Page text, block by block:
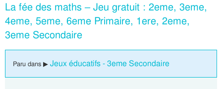
La fée des maths – Jeu gratuit : 2eme, 3eme,
4eme, 5eme, 6eme Primaire, 1ere, 2eme,
3eme Secondaire
Paru dans ▶ Jeux éducatifs - 3eme Secondaire